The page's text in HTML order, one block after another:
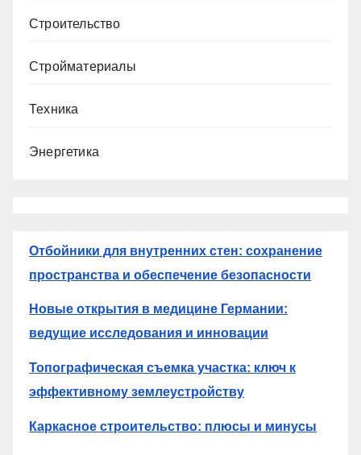
Строительство
Стройматериалы
Техника
Энергетика
Отбойники для внутренних стен: сохранение
пространства и обеспечение безопасности
Новые открытия в медицине Германии:
ведущие исследования и инновации
Топографическая съемка участка: ключ к
эффективному землеустройству
Каркасное строительство: плюсы и минусы